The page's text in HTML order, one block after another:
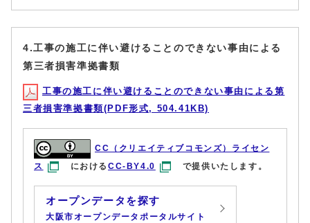
4.工事の施工に伴い避けることのできない事由による
第三者損害準拠書類
工事の施工に伴い避けることのできない事由による第
三者損害準拠書類(PDF形式, 504.41KB)
CC（クリエイティブコモンズ）ライセン
ス
におけるCC-BY4.0 で提供いたします。
オープンデータを探す
大阪市オープンデータポータルサイト